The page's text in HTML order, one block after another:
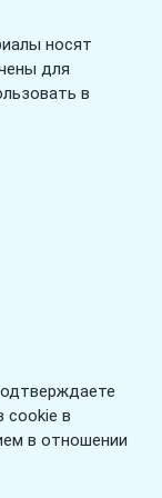
носят
для
в
cookie в
в отношении